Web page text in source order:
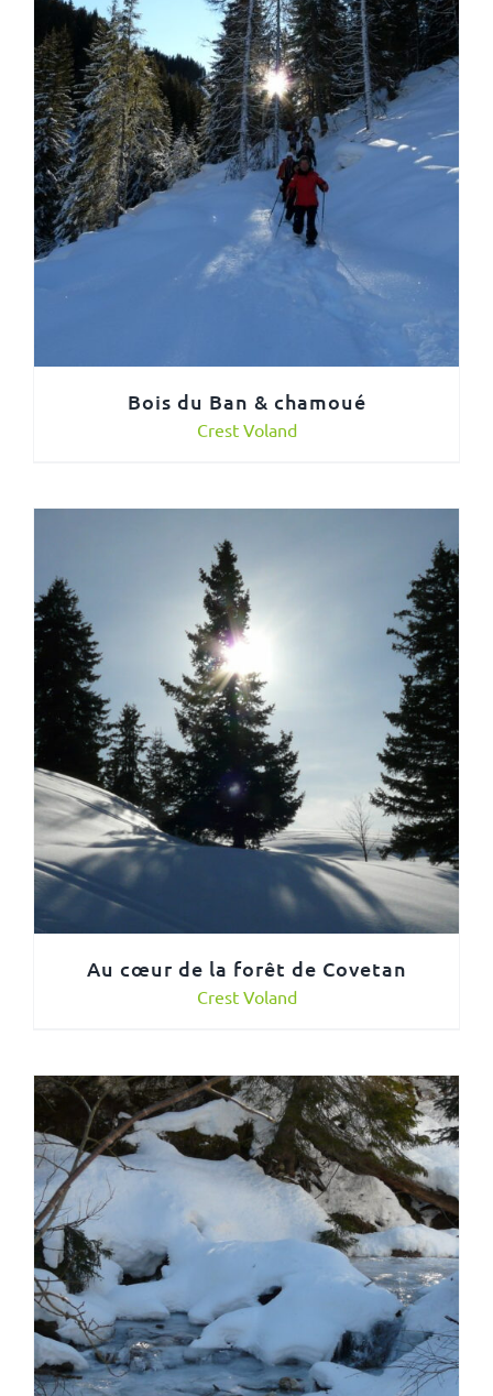
Bois du Ban & chamoué
Crest Voland
Au cœur de la forêt de Covetan
Crest Voland